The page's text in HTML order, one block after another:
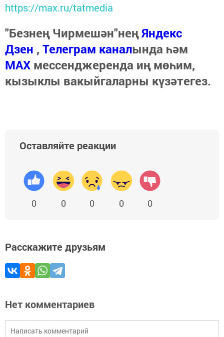
https://max.ru/tatmedia
"Безнең Чирмешән"неңЯндекс
Дзен , Телеграм каналында һәм
МАХ мессенджеренда иң мөһим,
кызыклы вакыйгаларны күзәтегез.
Оставляйте реакции
0 0 0 0 0
Расскажите друзьям
Нет комментариев